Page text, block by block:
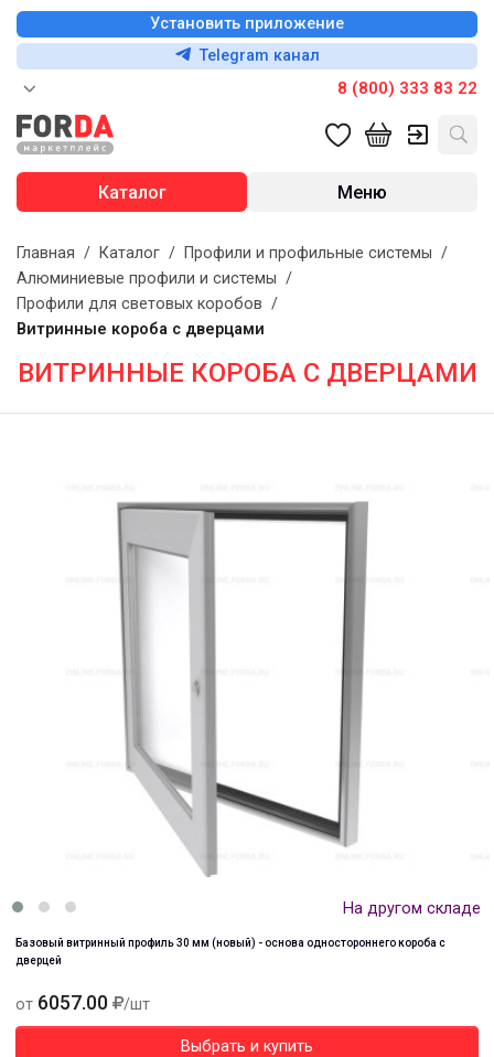
Установить приложение
Telegram канал
8 (800) 333 83 22
Каталог Меню
Главная / Каталог / Профили и профильные системы /
Алюминиевые профили и системы /
Профили для световых коробов /
Витринные короба с дверцами
ВИТРИННЫЕ КОРОБА С ДВЕРЦАМИ
На другом складе
Базовый витринный профиль 30 мм (новый) - основа одностороннего короба с
дверцей
от 6057.00 /шт
Выбрать и купить